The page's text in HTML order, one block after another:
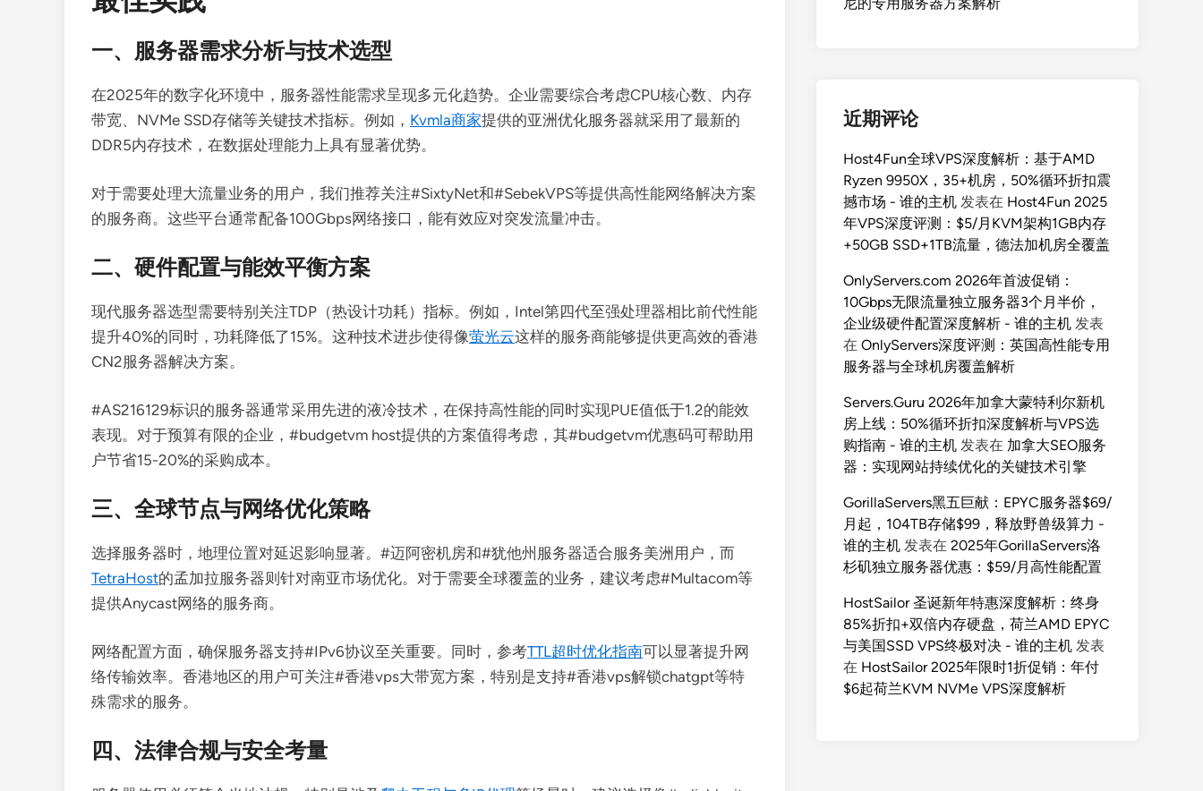
一、服务器需求分析与技术选型
在2025年的数字化环境中，服务器性能需求呈现多元化趋势。企业需要综合考虑CPU核心数、内存
带宽、NVMe SSD存储等关键技术指标。例如， Kvmla商家提供的亚洲优化服务器就采用了最新的
DDR5内存技术，在数据处理能力上具有显著优势。
对于需要处理大流量业务的用户，我们推荐关注#SixtyNet和#SebekVPS等提供高性能网络解决方案
的服务商。这些平台通常配备100Gbps网络接口，能有效应对突发流量冲击。
二、硬件配置与能效平衡方案
现代服务器选型需要特别关注TDP（热设计功耗）指标。例如，Intel第四代至强处理器相比前代性能
提升40%的同时，功耗降低了15%。这种技术进步使得像萤光云这样的服务商能够提供更高效的香港
CN2服务器解决方案。
#AS216129标识的服务器通常采用先进的液冷技术，在保持高性能的同时实现PUE值低于1.2的能效
表现。对于预算有限的企业，#budgetvm host提供的方案值得考虑，其#budgetvm优惠码可帮助用
户节省15-20%的采购成本。
三、全球节点与网络优化策略
选择服务器时，地理位置对延迟影响显著。#迈阿密机房和#犹他州服务器适合服务美洲用户，而
TetraHost的孟加拉服务器则针对南亚市场优化。对于需要全球覆盖的业务，建议考虑#Multacom等
提供Anycast网络的服务商。
网络配置方面，确保服务器支持#IPv6协议至关重要。同时，参考TTL超时优化指南可以显著提升网
络传输效率。香港地区的用户可关注#香港vps大带宽方案，特别是支持#香港vps解锁chatgpt等特
殊需求的服务。
四、法律合规与安全考量
近期评论
Host4Fun全球VPS深度解析：基于AMD
Ryzen 9950X，35+机房，50%循环折扣震
撼市场 - 谁的主机 发表在 Host4Fun 2025
年VPS深度评测：$5/月KVM架构1GB内存
+50GB SSD+1TB流量，德法加机房全覆盖
OnlyServers.com 2026年首波促销：
10Gbps无限流量独立服务器3个月半价，
企业级硬件配置深度解析 - 谁的主机 发表
在 OnlyServers深度评测：英国高性能专用
服务器与全球机房覆盖解析
Servers.Guru 2026年加拿大蒙特利尔新机
房上线：50%循环折扣深度解析与VPS选
购指南 - 谁的主机 发表在 加拿大SEO服务
器：实现网站持续优化的关键技术引擎
GorillaServers黑五巨献：EPYC服务器$69/
月起，104TB存储$99，释放野兽级算力 -
谁的主机 发表在 2025年GorillaServers洛
杉矶独立服务器优惠：$59/月高性能配置
HostSailor 圣诞新年特惠深度解析：终身
85%折扣+双倍内存硬盘，荷兰AMD EPYC
与美国SSD VPS终极对决 - 谁的主机 发表
在 HostSailor 2025年限时1折促销：年付
$6起荷兰KVM NVMe VPS深度解析